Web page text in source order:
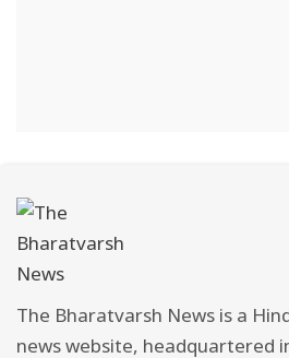
The Bharatvarsh News is a
news website, headquartered